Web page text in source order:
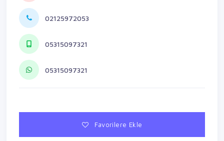
02125972053
05315097321
05315097321
Favorilere Ekle